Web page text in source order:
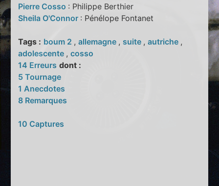
Pierre Cosso : Philippe Berthier
Sheila O'Connor : Pénélope Fontanet
Tags : boum 2 ,allemagne , suite ,autriche ,
adolescente ,cosso
14 Erreurs dont :
5 Tournage
1 Anecdotes
8 Remarques
10 Captures